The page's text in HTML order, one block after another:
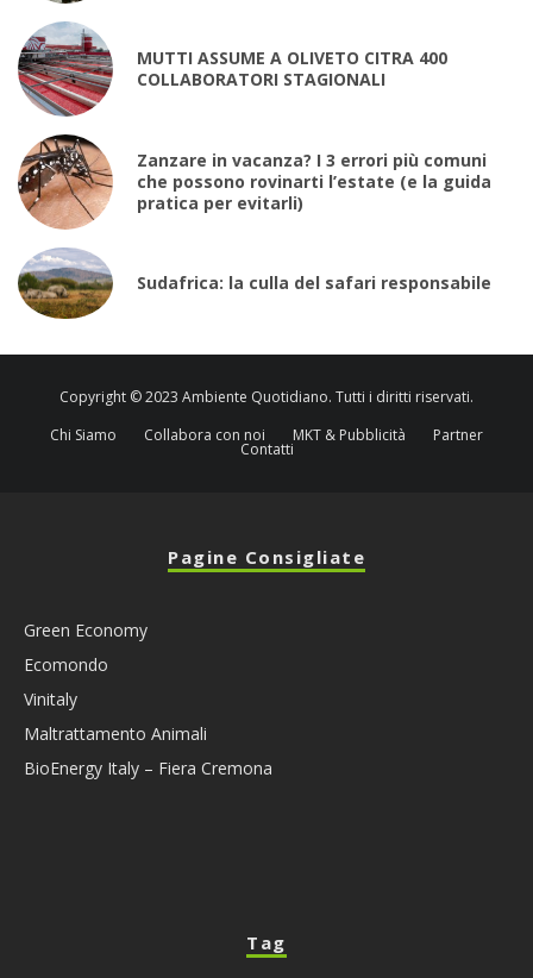
MUTTI ASSUME A OLIVETO CITRA 400
COLLABORATORI STAGIONALI
Zanzare in vacanza? I 3 errori più comuni
che possono rovinarti l’estate (e la guida
pratica per evitarli)
Sudafrica: la culla del safari responsabile
Copyright © 2023 Ambiente Quotidiano. Tutti i diritti riservati.
Chi Siamo
Collabora con noi MKT & Pubblicità Partner
Contatti
Pagine Consigliate
Green Economy
Ecomondo
Vinitaly
Maltrattamento Animali
BioEnergy Italy – Fiera Cremona
Tag